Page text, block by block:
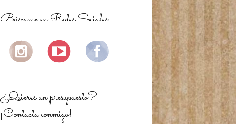
Búscame en Redes Sociales
¿Quieres un presupuesto?
¡Contacta conmigo!